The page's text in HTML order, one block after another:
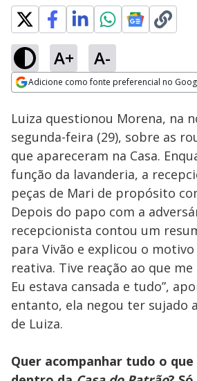
A+ A-
Adicione como fonte preferencial no
Ativar
Loaded
25.02%
Luiza questionou Morena, na
segunda-feira (29), sobre as
que apareceram na Casa.
função da lavanderia, a
peças de Mari de propósito
Depois do papo com a
recepcionista contou um
para Vivão e explicou o motivo
reativa. Tive reação ao que
Eu estava cansada e tudo”,
entanto, ela negou ter sujado
de Luiza.
Quer acompanhar tudo o